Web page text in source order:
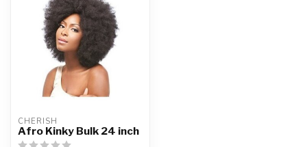
CHERISH
Afro Kinky Bulk 24 inch